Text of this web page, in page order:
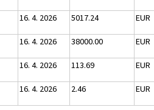
16. 4. 2026 5017.24 EUR
16. 4. 2026 38000.00 EUR
16. 4. 2026 113.69 EUR
16. 4. 2026 2.46 EUR